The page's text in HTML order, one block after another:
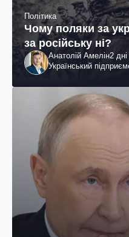
Політика
Чому поляки за
за російську ні?
Анатолій Амелін2
Український